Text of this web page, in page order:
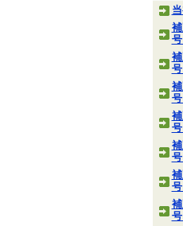
号
号
号
号
号
号